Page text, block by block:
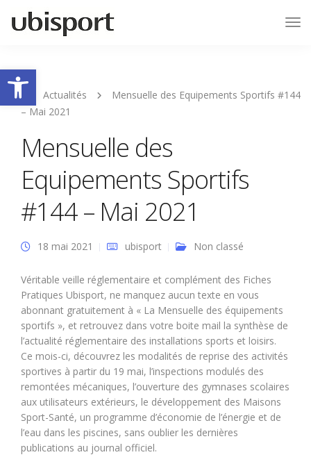
Ouvrir la barre d’outils
Actualités
Mensuelle des Equipements Sportifs #144
– Mai 2021
Mensuelle des
Equipements Sportifs
#144 – Mai 2021
18 mai 2021 ubisport Non classé
Véritable veille réglementaire et complément des Fiches
Pratiques Ubisport, ne manquez aucun texte en vous
abonnant gratuitement à « La Mensuelle des équipements
sportifs », et retrouvez dans votre boite mail la synthèse de
l’actualité réglementaire des installations sports et loisirs.
Ce mois-ci, découvrez les modalités de reprise des activités
sportives à partir du 19 mai, l’inspections modulés des
remontées mécaniques, l’ouverture des gymnases scolaires
aux utilisateurs extérieurs, le développement des Maisons
Sport-Santé, un programme d’économie de l’énergie et de
l’eau dans les piscines, sans oublier les dernières
publications au journal officiel.